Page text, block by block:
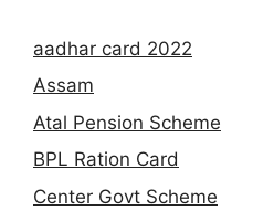
aadhar card 2022
Assam
Atal Pension Scheme
BPL Ration Card
Center Govt Scheme